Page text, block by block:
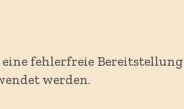
fehlerfreie
werden.